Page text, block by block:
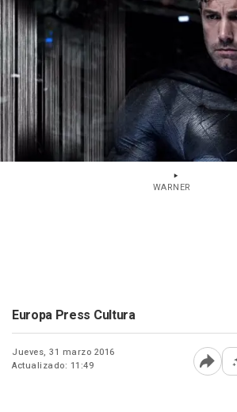
WARNER
Europa Press Cultura
Jueves, 31 marzo 2016
Actualizado: 11:49